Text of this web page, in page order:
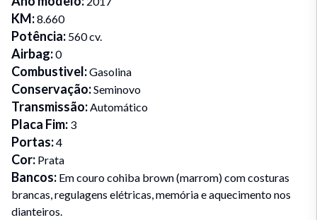
KM:8.660
Potência: 560 cv.
Airbag:0
Combustivel:Gasolina
Conservação:Seminovo
Transmissão:Automático
Placa Fim: 3
Portas:4
Cor: Prata
Bancos: Em couro cohiba brown (marrom) com costuras
brancas, regulagens elétricas, memória e aquecimento nos
dianteiros.